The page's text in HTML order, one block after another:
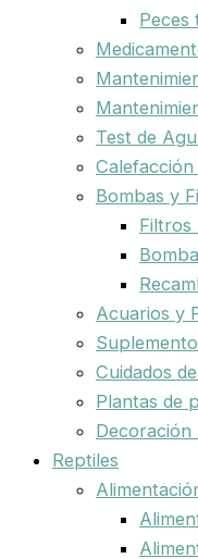
Peces
Test de
Bombas y
Filtros
Acuarios y
Cuidados
Plantas de
Decoración
Reptiles